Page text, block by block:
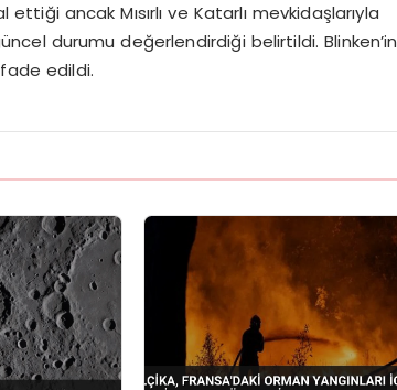
ancak Mısırlı ve Katarlı mevkidaşlarıyla
durumu değerlendirdiği belirtildi. Blinken’in
edildi.